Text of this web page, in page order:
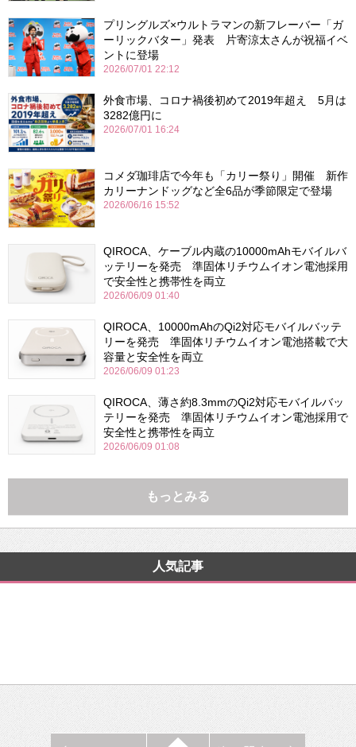
プリングルズ×ウルトラマンの新フレーバー「ガ
ーリックバター」発表 片寄涼太さんが祝福イベ
ントに登場
2026/07/01 22:12
外食市場、コロナ禍後初めて2019年超え 5月は
3282億円に
2026/07/01 16:24
コメダ珈琲店で今年も「カリー祭り」開催 新作
カリーナンドッグなど全6品が季節限定で登場
2026/06/16 15:52
QIROCA、ケーブル内蔵の10000mAhモバイルバ
ッテリーを発売 準固体リチウムイオン電池採用
で安全性と携帯性を両立
2026/06/09 01:40
QIROCA、10000mAhのQi2対応モバイルバッテ
リーを発売 準固体リチウムイオン電池搭載で大
容量と安全性を両立
2026/06/09 01:23
QIROCA、薄さ約8.3mmのQi2対応モバイルバッ
テリーを発売 準固体リチウムイオン電池採用で
安全性と携帯性を両立
2026/06/09 01:08
もっとみる
人気記事